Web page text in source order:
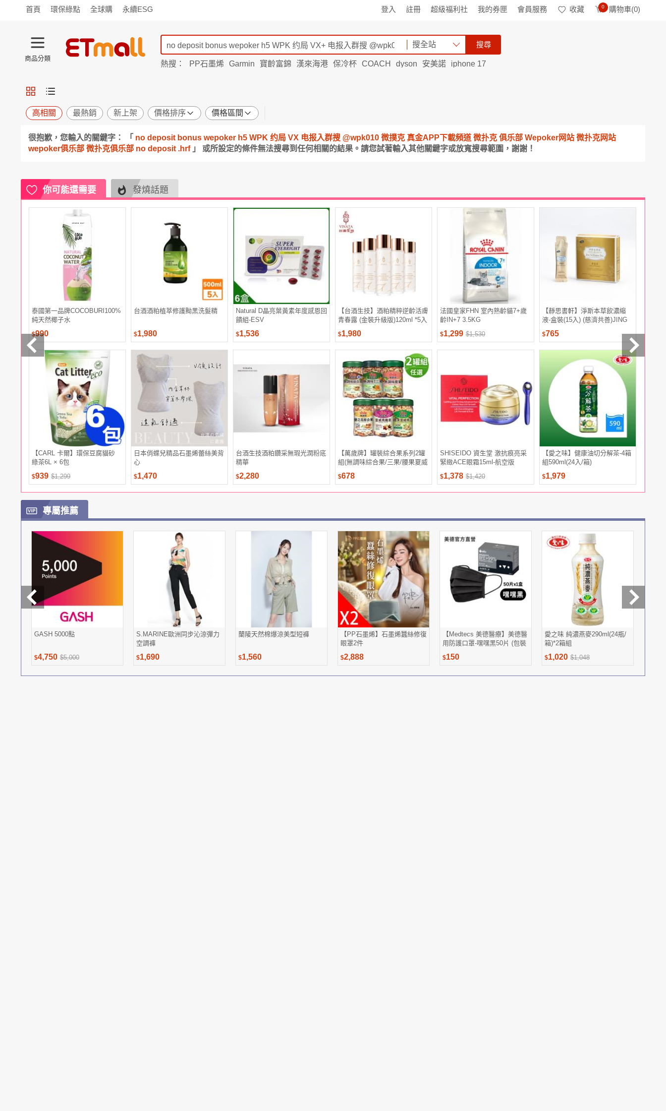
首頁 環保綠點 全球購 永續ESG 登入 註冊 超級福利社 我的券匣 會員服務 收藏 0 購物車(0)
商品分類
旅遊
寵物
保健
用品 機能
窈窕
日用
紙品 清潔
口腔
鍋具
杯瓶 廚衛
休閒
寢具
家具 收納
宗教
Apple
小米 手機平板
穿戴
季節
電玩
美髮 香氛
搜全站 搜尋
熱搜： PP石墨烯 Garmin 寶齡富錦 漢來海港 保冷杯 COACH dyson 安美諾
iphone 17
高相關 最熱銷 新上架 價格排序 價格區間
很抱歉，您輸入的關鍵字： 「 no deposit bonus wepoker h5 WPK 约局 VX 电报入群搜 @wpk010 微撲克 真金APP下載頻道 微扑克 俱乐部 Wepoker网站 微扑克网站
wepoker俱乐部 微扑克俱乐部 no deposit .hrf 」 或所設定的條件無法搜尋到任何相關的結果。請您試著輸入其他關鍵字或放寬搜尋範圍，謝謝！
你可能還需要 發燒話題
泰國第一品牌COCOBURI100%
純天然椰子水
$990
台酒酒粕植萃修護黝黑洗髮精
$1,980
Natural D晶亮葉黃素年度感恩回
饋組-ESV
$1,536
【台酒生技】酒粕精粹逆齡活膚
青春露 (金裝升級版)120ml *5入
(保濕美白加強版)
$1,980
法國皇家FHN 室內熟齡貓7+歲
齡IN+7 3.5KG
$1,299 $1,530
【靜思書軒】淨斯本草飲濃縮
液-盒裝(15入) (慈濟共善)JING
SI HERBAL TEA LIQUID
PACKETS
$765
【CARL 卡爾】環保豆腐貓砂
綠茶6L × 6包
$939 $1,299
日本俏蝶兒精品石墨烯蕾絲美背
心
$1,470
台酒生技酒粕鑽采無瑕光潤粉底
精華
$2,280
【萬歲牌】罐裝綜合果系列2罐
組(無調味綜合果/三果/腰果夏威
夷豆/腰果、鹽之花綜合果、夏
威夷纖果)
$678
SHISEIDO 資生堂 激抗痕亮采
緊緻ACE眼霜15ml-航空版
$1,378 $1,420
【愛之味】健康油切分解茶-4箱
組590ml(24入/箱)
$1,979
$1,280
專屬推薦
GASH 5000點
$4,750 $5,000
S.MARINE歐洲同步沁涼彈力
空調褲
$1,690
蘭陵天然棉爆涼美型短褲
$1,560
【PP石墨烯】石墨烯蠶絲修復
眼罩2件
$2,888
【Medtecs 美德醫療】美德醫
用防護口罩-嘿嘿黑50片 (包裝
更替，隨機出貨)
$150
愛之味 純濃燕麥290ml(24瓶/
箱)*2箱組
$1,020 $1,048